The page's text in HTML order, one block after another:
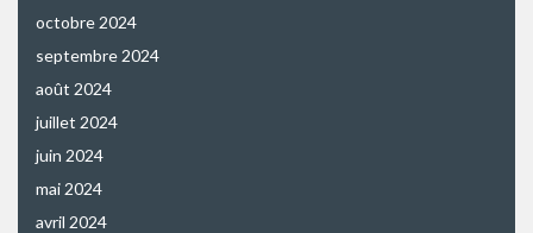
octobre 2024
septembre 2024
août 2024
juillet 2024
juin 2024
mai 2024
avril 2024